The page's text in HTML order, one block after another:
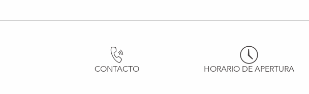
CONTACTO HORARIO DE APERTURA